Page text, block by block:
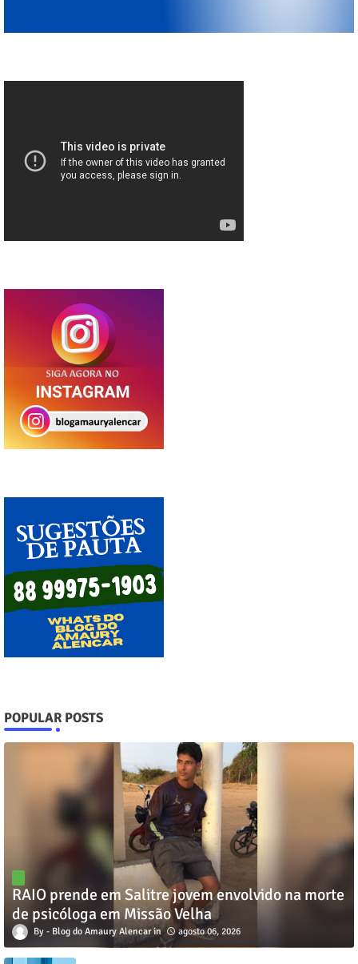
POPULAR POSTS
RAIO prende em Salitre jovem envolvido na morte
de psicóloga em Missão Velha
Blog do Amaury Alencar agosto 06, 2026